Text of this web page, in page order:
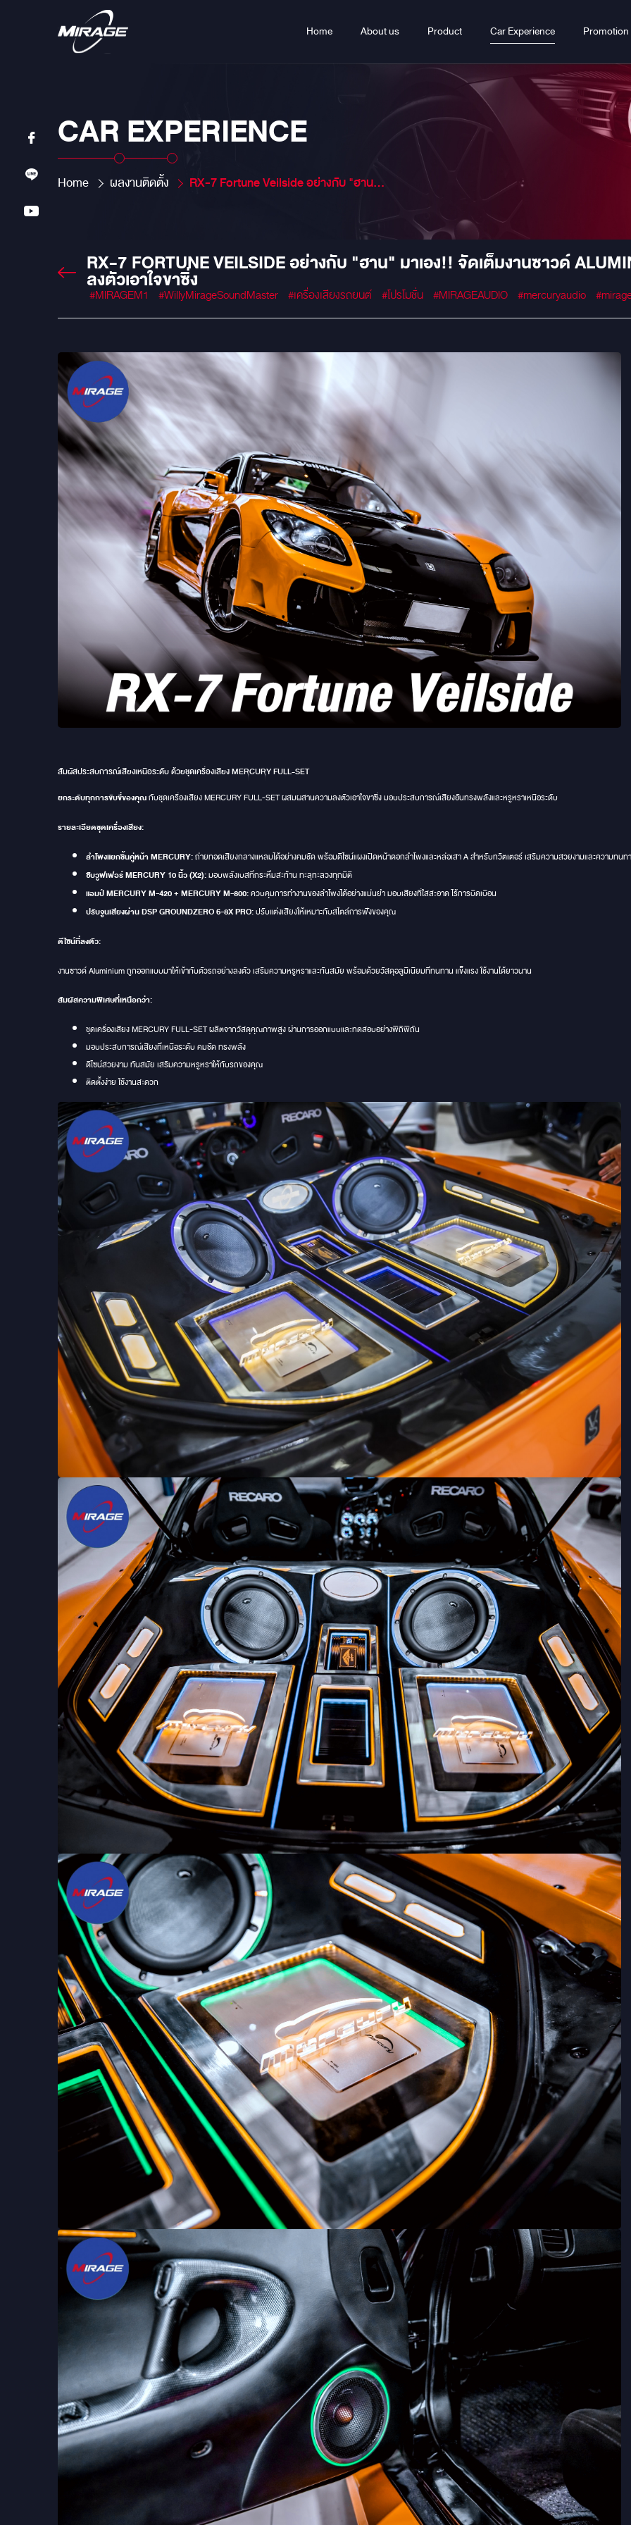
Home About us Product Car Experience Promotion
CAR EXPERIENCE
Home ผลงานติดตั้ง RX-7 Fortune Veilside อย่างกับ "ฮาน" มาเอง!! จัดเต็มงานซาวด์ Aluminium Sound Concept ลงตัวเอาใจขาซิ่ง
RX-7 FORTUNE VEILSIDE อย่างกับ "ฮาน" มาเอง!! จัดเต็มงานซาวด์
ลงตัวเอาใจขาซิ่ง
#MIRAGEM1 #WillyMirageSoundMaster #เครื่องเสียงรถยนต์ #โปรโมชั่น #MIRAGEAUDIO #mercuryaudio
สัมผัสประสบการณ์เสียงเหนือระดับ ด้วยชุดเครื่องเสียง MERCURY FULL-SET
ยกระดับทุกการขับขี่ของคุณกับชุดเครื่องเสียง MERCURY FULL-SET ผสมผสานความลงตัวเอาใจขาซิ่ง มอบประสบการณ์เสียงอันทรงพลังและหรูหราเหนือระดับ
รายละเอียดชุดเครื่องเสียง:
ลำโพงแยกชิ้นคู่หน้า MERCURY:ถ่ายทอดเสียงกลางแหลมได้อย่างคมชัด พร้อมดีไซน์แผงเปิดหน้าดอกลำโพงและหล่อเสา A สำหรับทวิตเตอร์ เสริมความสวยงามและความทนท
ซับวูฟเฟอร์ MERCURY 10 นิ้ว (X2):มอบพลังเบสที่กระหึ่มสะท้าน ทะลุทะลวงทุกมิติ
แอมป์ MERCURY M-420 + MERCURY M-800:ควบคุมการทำงานของลำโพงได้อย่างแม่นยำ มอบเสียงที่ใสสะอาด ไร้การบิดเบือน
ปรับจูนเสียงผ่าน DSP GROUNDZERO 6-8X PRO:ปรับแต่งเสียงให้เหมาะกับสไตล์การฟังของคุณ
ดีไซน์ที่ลงตัว:
งานซาวด์ Aluminium ถูกออกแบบมาให้เข้ากับตัวรถอย่างลงตัว เสริมความหรูหราและทันสมัย พร้อมด้วยวัสดุอลูมิเนียมที่ทนทาน แข็งแรง ใช้งานได้ยาวนาน
สัมผัสความพิเศษที่เหนือกว่า:
ชุดเครื่องเสียง MERCURY FULL-SET ผลิตจากวัสดุคุณภาพสูง ผ่านการออกแบบและทดสอบอย่างพิถีพิถัน
มอบประสบการณ์เสียงที่เหนือระดับ คมชัด ทรงพลัง
ดีไซน์สวยงาม ทันสมัย เสริมความหรูหราให้กับรถของคุณ
ติดตั้งง่าย ใช้งานสะดวก